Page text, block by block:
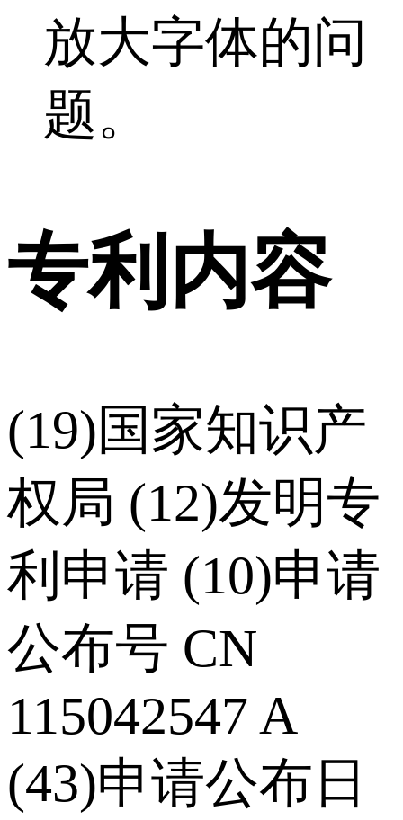
放大字体的问
题。
专利内容
(19)国家知识产
权局 (12)发明专
利申请 (10)申请
公布号 CN
115042547 A
(43)申请公布日